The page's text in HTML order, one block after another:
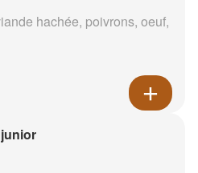
hachée, poivrons, oeuf,